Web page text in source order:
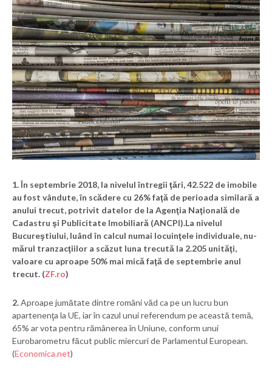
1.În septembrie 2018, la nivelul întregii ţări, 42.522 de imobile
au fost vândute, în scădere cu 26% faţă de perioada similară a
anului trecut, potrivit datelor de la Agenţia Naţională de
Cadastru şi Publicitate Imobiliară (ANCPI).La nivelul
Bucureş­tiu­lui, luând în calcul numai lo­cuinţele indivi­dua­le, nu­
mă­rul tranzacţiilor a scăzut luna trecută la 2.205 uni­tăţi,
valoare cu aproape 50% mai mică faţă de septembrie anul
trecut. (ZF.ro)
2.Aproape jumătate dintre români văd ca pe un lucru bun
apartenenţa la UE, iar în cazul unui referendum pe această temă,
65% ar vota pentru rămânerea în Uniune, conform unui
Eurobarometru făcut public miercuri de Parlamentul European.
(Economica.net)